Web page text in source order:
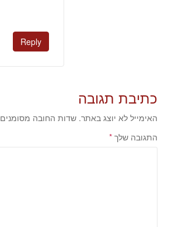
Reply
כתיבת תגובה
האימייל לא יוצג באתר. שדות החובה מסומנים
התגובה שלך *